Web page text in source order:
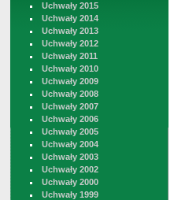
Uchwały 2015
Uchwały 2014
Uchwały 2013
Uchwały 2012
Uchwały 2011
Uchwały 2010
Uchwały 2009
Uchwały 2008
Uchwały 2007
Uchwały 2006
Uchwały 2005
Uchwały 2004
Uchwały 2003
Uchwały 2002
Uchwały 2000
Uchwały 1999